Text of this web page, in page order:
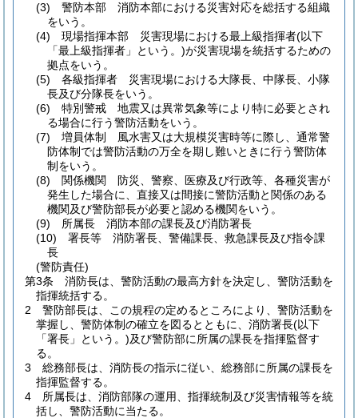
(3)
警防本部 消防本部における災害対応を総括する組織
をいう。
(4)
現場指揮本部 災害現場における最上級指揮者(以下
「最上級指揮者」という。)が災害現場を統括するための
拠点をいう。
(5)
各級指揮者 災害現場における大隊長、中隊長、小隊
長及び分隊長をいう。
(6)
特別警戒 地震又は異常気象等により特に必要とされ
る場合に行う警防活動をいう。
(7)
増員体制 風水害又は大規模災害時等に際し、通常警
防体制では警防活動の万全を期し難いときに行う警防体
制をいう。
(8)
関係機関 防災、警察、医療及び行政等、各種災害が
発生した場合に、直接又は間接に警防活動と関係のある
機関及び警防部長が必要と認める機関をいう。
(9)
所属長 消防本部の課長及び消防署長
(10)
署長等 消防署長、警備課長、救急課長及び指令課
長
(警防責任)
第3条
消防長は、警防活動の最高方針を決定し、警防活動を
指揮統括する。
2
警防部長は、この規程の定めるところにより、警防活動を
掌握し、警防体制の確立を図るとともに、消防署長(以下
「署長」という。)及び警防部に所属の課長を指揮監督す
る。
3
総務部長は、消防長の指示に従い、総務部に所属の課長を
指揮監督する。
4
所属長は、消防部隊の運用、指揮統制及び災害情報等を統
括し、警防活動に当たる。